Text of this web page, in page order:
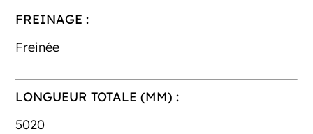
FREINAGE :
Freinée
LONGUEUR TOTALE (MM) :
5020